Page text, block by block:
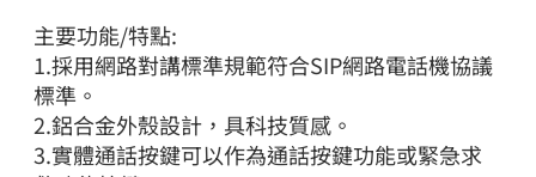
主要功能/特點:
1.採用網路對講標準規範符合SIP網路電話機協議
標準。
2.鋁合金外殼設計，具科技質感。
3.實體通話按鍵可以作為通話按鍵功能或緊急求